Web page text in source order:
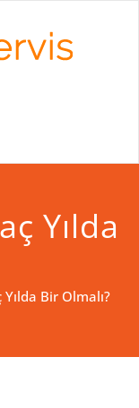
Servis
Şofben Özel
Yılda
Yılda Bir Olmalı?